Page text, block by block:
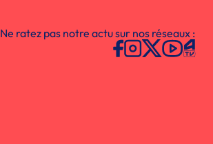
Ne ratez pas notre actu sur nos réseaux :